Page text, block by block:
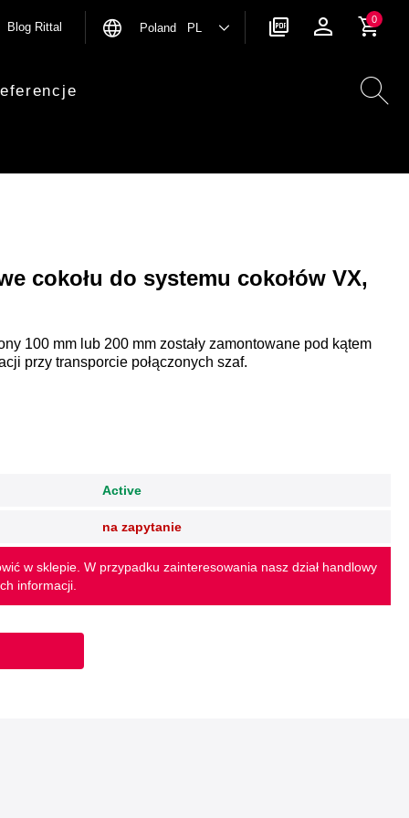
Blog Rittal Poland PL
0
cokołu do systemu cokołów VX,
100 mm lub 200 mm zostały zamontowane pod kątem
przy transporcie połączonych szaf.
Active
na zapytanie
w sklepie. W przypadku zainteresowania nasz dział handlowy
informacji.